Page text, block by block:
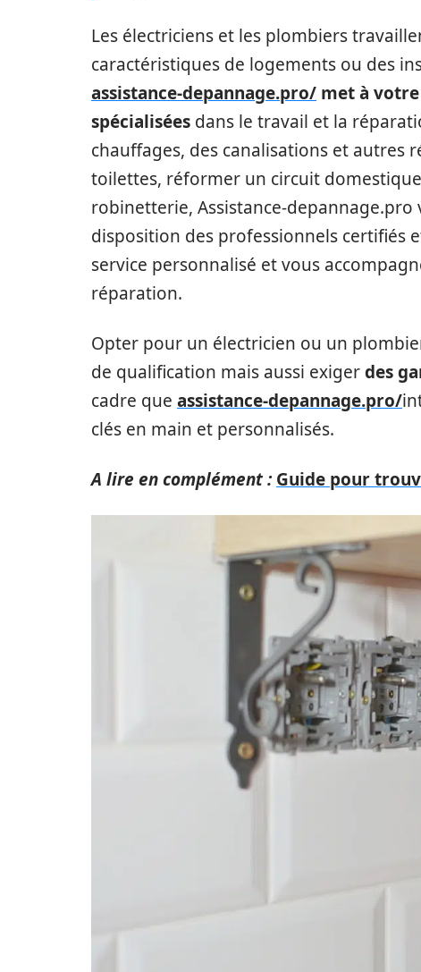
Les électriciens et les plombiers
caractéristiques de logements ou des
assistance-depannage.pro/ met à
spécialisées dans le travail et la
chauffages, des canalisations et autres
toilettes, réformer un circuit
robinetterie, Assistance-
disposition des professionnels certifiés
service personnalisé et vous
réparation.
Opter pour un électricien ou un
de qualification mais aussi exigerdes
cadre que assistance-depannage.pro/
clés en main et personnalisés.
A lire en complément : Guide pour